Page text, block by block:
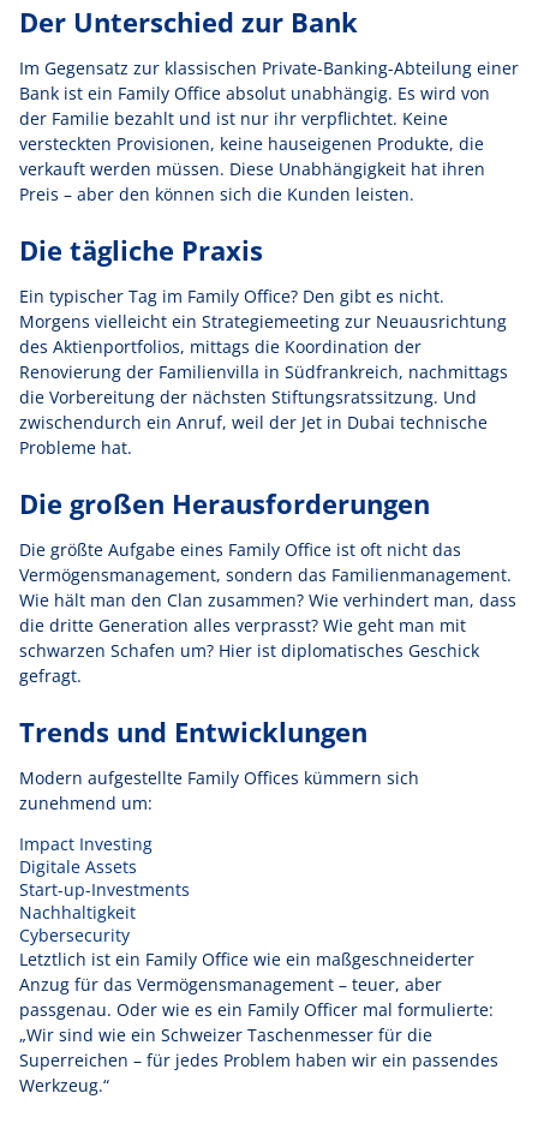
Der Unterschied zur Bank
Im Gegensatz zur klassischen Private-Banking-Abteilung einer
Bank ist ein Family Office absolut unabhängig. Es wird von
der Familie bezahlt und ist nur ihr verpflichtet. Keine
versteckten Provisionen, keine hauseigenen Produkte, die
verkauft werden müssen. Diese Unabhängigkeit hat ihren
Preis – aber den können sich die Kunden leisten.
Die tägliche Praxis
Ein typischer Tag im Family Office? Den gibt es nicht.
Morgens vielleicht ein Strategiemeeting zur Neuausrichtung
des Aktienportfolios, mittags die Koordination der
Renovierung der Familienvilla in Südfrankreich, nachmittags
die Vorbereitung der nächsten Stiftungsratssitzung. Und
zwischendurch ein Anruf, weil der Jet in Dubai technische
Probleme hat.
Die großen Herausforderungen
Die größte Aufgabe eines Family Office ist oft nicht das
Vermögensmanagement, sondern das Familienmanagement.
Wie hält man den Clan zusammen? Wie verhindert man, dass
die dritte Generation alles verprasst? Wie geht man mit
schwarzen Schafen um? Hier ist diplomatisches Geschick
gefragt.
Trends und Entwicklungen
Modern aufgestellte Family Offices kümmern sich
zunehmend um:
Impact Investing
Digitale Assets
Start-up-Investments
Nachhaltigkeit
Cybersecurity
Letztlich ist ein Family Office wie ein maßgeschneiderter
Anzug für das Vermögensmanagement – teuer, aber
passgenau. Oder wie es ein Family Officer mal formulierte:
„Wir sind wie ein Schweizer Taschenmesser für die
Superreichen – für jedes Problem haben wir ein passendes
Werkzeug.“